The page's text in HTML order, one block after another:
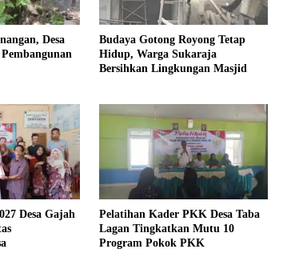
Desa
Budaya Gotong Royong Tetap
Hidup, Warga Sukaraja
Bersihkan Lingkungan Masjid
Desa Gajah
Pelatihan Kader PKK Desa Taba
Lagan Tingkatkan Mutu 10
Program Pokok PKK